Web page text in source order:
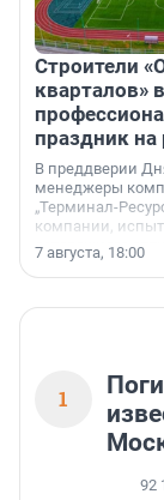
Строители
кварталов»
праздник на
В преддверии
менеджеры
„Терминал-
компании,
осторожного
7 августа, 18:00
1
92